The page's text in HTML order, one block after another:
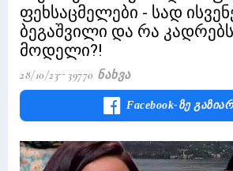
ფეხსაცმელები - სად
ბეგაშვილი და რა კადრებს
მოდელი?!
28/10/23 39770 Ნახვა
Facebook-Ზე